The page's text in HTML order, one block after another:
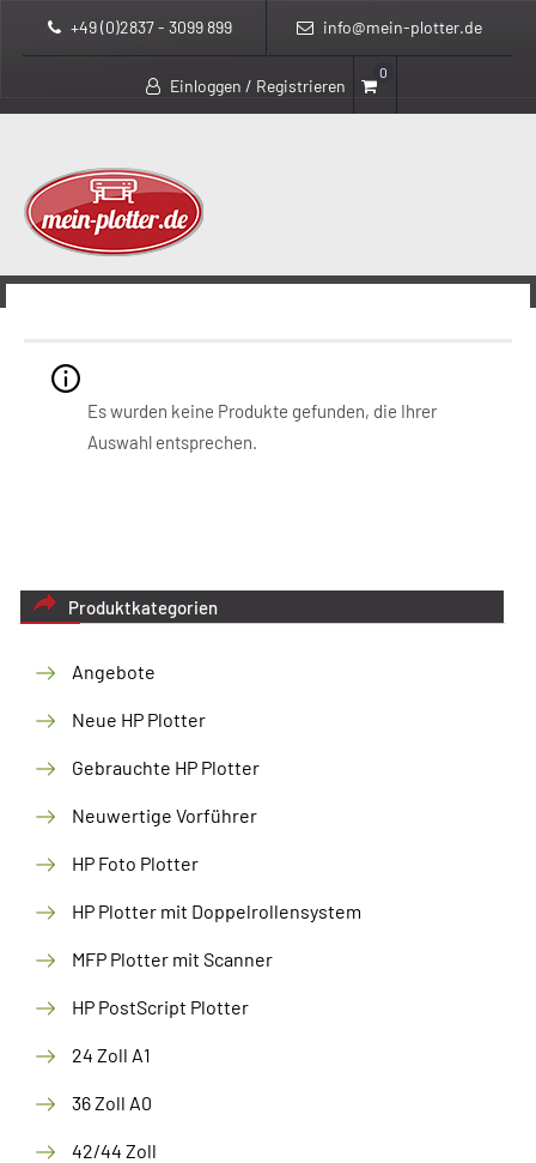
+49 (0)2837 - 3099 899 info@mein-plotter.de
Einloggen / Registrieren
0
> >
Es wurden keine Produkte gefunden, die Ihrer
Auswahl entsprechen.
Produktkategorien
Angebote
Neue HP Plotter
Gebrauchte HP Plotter
Neuwertige Vorführer
HP Foto Plotter
HP Plotter mit Doppelrollensystem
MFP Plotter mit Scanner
HP PostScript Plotter
24 Zoll A1
36 Zoll A0
42/44 Zoll